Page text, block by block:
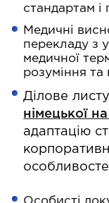
стандартам і
Медичні
перекладу з
медичної
розуміння та
Ділове
німецької
адаптацію